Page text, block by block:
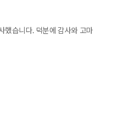
했습니다. 덕분에 감사와 고마